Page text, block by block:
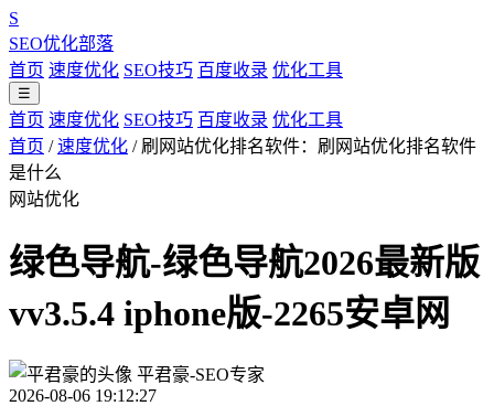
S
SEO优化部落
首页 速度优化 SEO技巧 百度收录 优化工具
☰
首页 速度优化 SEO技巧 百度收录 优化工具
首页 / 速度优化 / 刷网站优化排名软件：刷网站优化排名软件
是什么
网站优化
绿色导航-绿色导航2026最新版
vv3.5.4 iphone版-2265安卓网
平君豪-SEO专家
2026-08-06 19:12:27